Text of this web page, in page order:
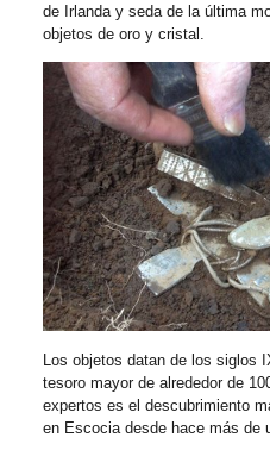
de Irlanda y seda de la última
objetos de oro y cristal.
Los objetos datan de los siglos
tesoro mayor de alrededor de
expertos es el descubrimiento
en Escocia desde hace más de